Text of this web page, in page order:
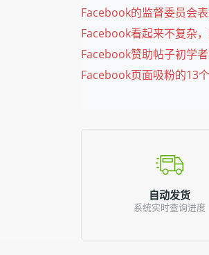
Facebook的监督委员会
Facebook看起来不复杂
Facebook赞助帖子初学
Facebook页面吸粉的13个
自动发货
系统实时查询进度